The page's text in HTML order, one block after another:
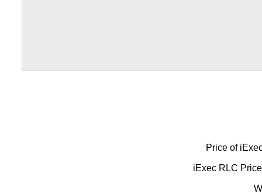
Price of
iExec RLC